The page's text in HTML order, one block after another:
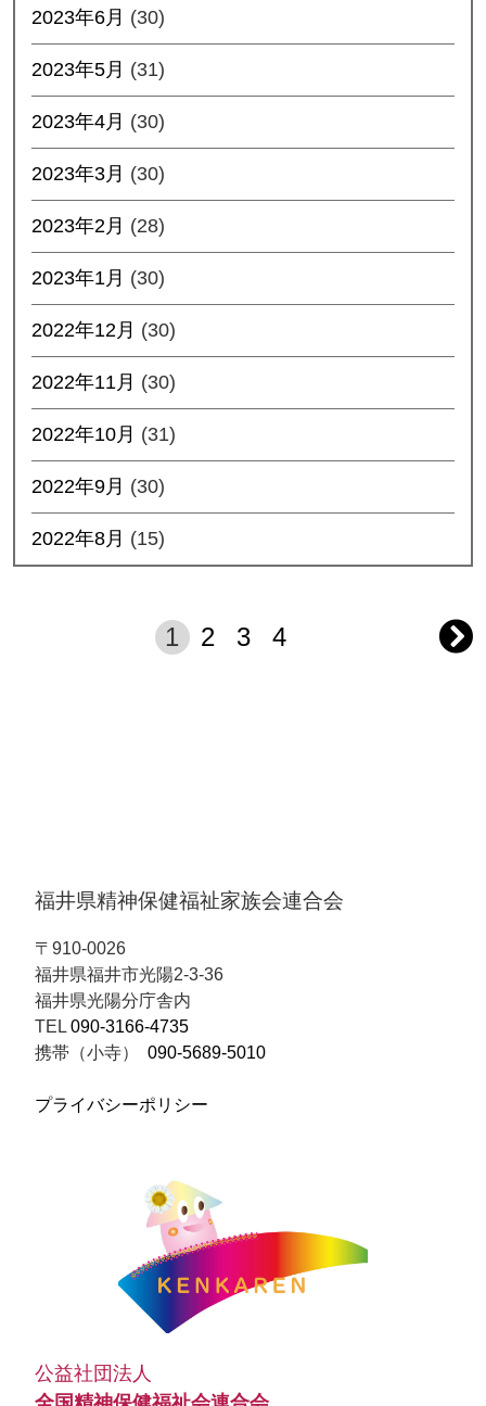
2023年6月 (30)
2023年5月 (31)
2023年4月 (30)
2023年3月 (30)
2023年2月 (28)
2023年1月 (30)
2022年12月 (30)
2022年11月 (30)
2022年10月 (31)
2022年9月 (30)
2022年8月 (15)
ー
ジ
送
り
1 2 3 4
福井県精神保健福祉家族会連合会
〒910-0026
福井県福井市光陽2-3-36
福井県光陽分庁舎内
TEL 090-3166-4735
携帯（小寺） 090-5689-5010
プライバシーポリシー
公益社団法人